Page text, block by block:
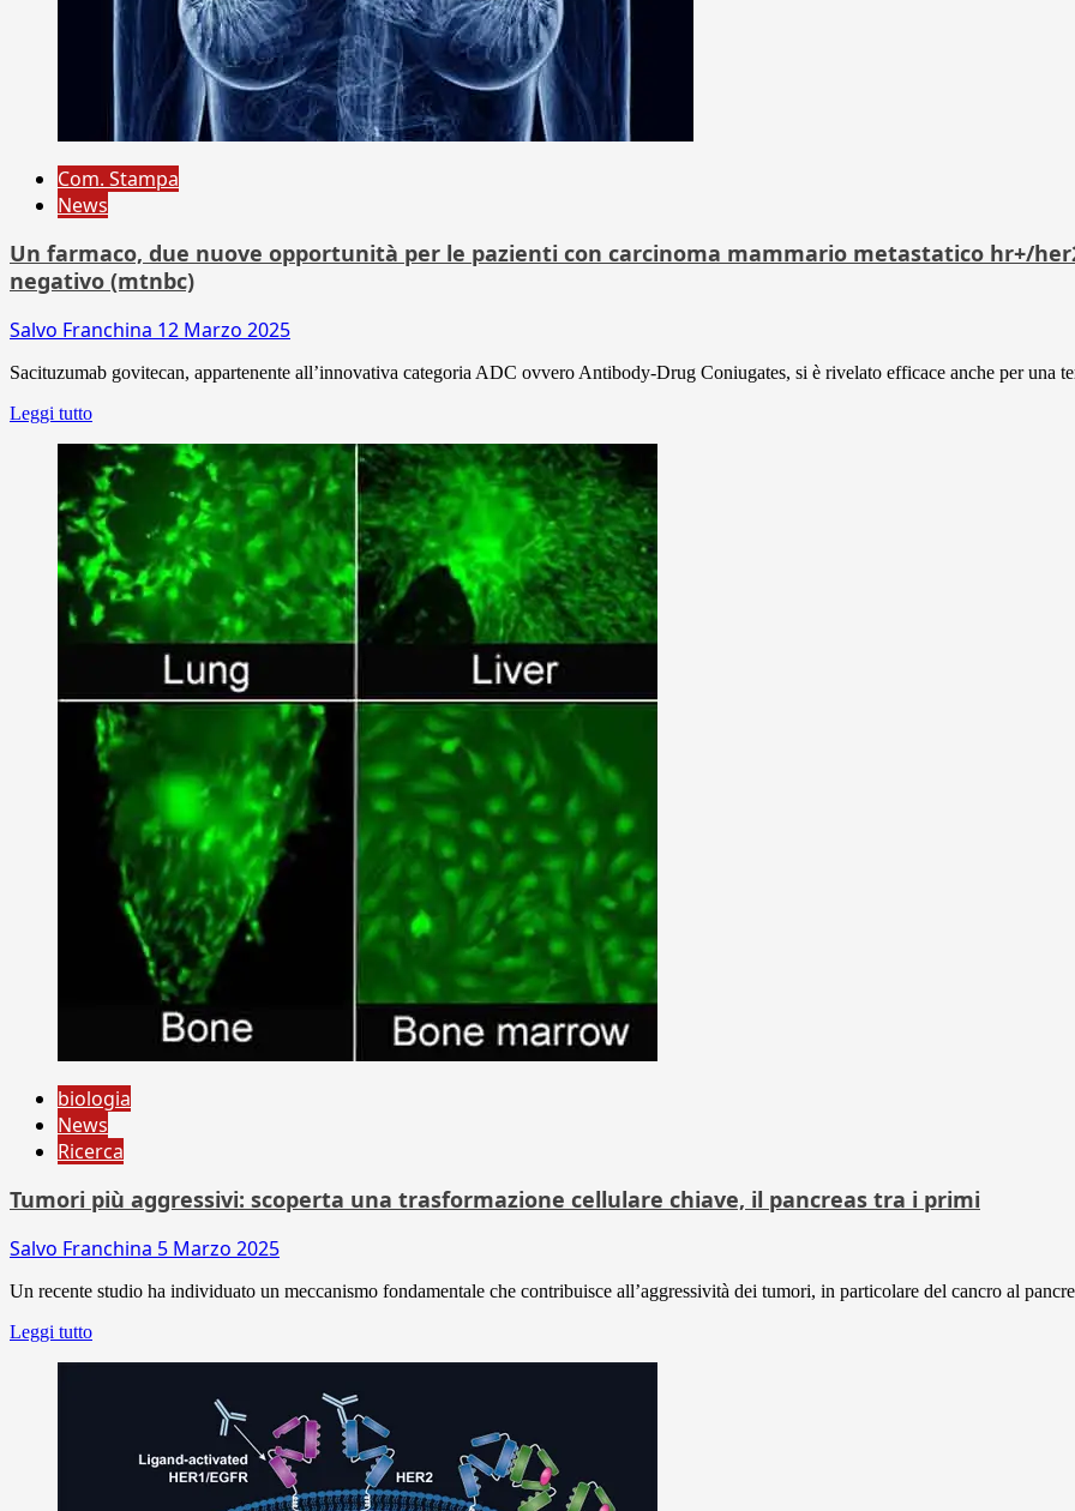
Com. Stampa
News
Un farmaco, due nuove opportunità per le pazienti con carcinoma mammario metastatico hr+/
negativo (mtnbc)
Salvo Franchina 12 Marzo 2025
Sacituzumab govitecan, appartenente all’innovativa categoria ADC ovvero Antibody-Drug Coniugates, si è rivelato efficace anche per una
Leggi tutto
biologia
News
Ricerca
Tumori più aggressivi: scoperta una trasformazione cellulare chiave, il pancreas tra i primi
Salvo Franchina 5 Marzo 2025
Un recente studio ha individuato un meccanismo fondamentale che contribuisce all’aggressività dei tumori, in particolare del cancro al
Leggi tutto